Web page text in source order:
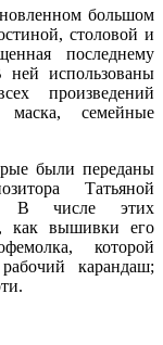
большом
столовой и
последнему
использованы
произведений
маска, семейные
были переданы
Татьяной
В числе этих
как вышивки его
которой
карандаш;